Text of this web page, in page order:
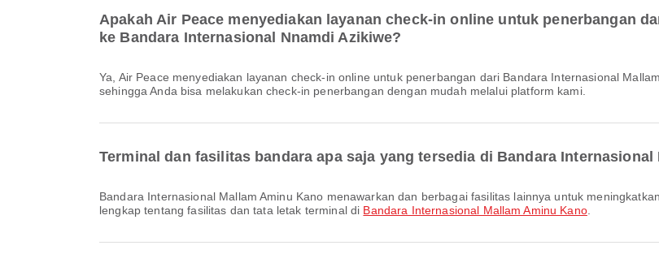
Apakah Air Peace menyediakan layanan check-in online untuk penerbangan
ke Bandara Internasional Nnamdi Azikiwe?
Ya, Air Peace menyediakan layanan check-in online untuk penerbangan dari Bandara Internasional Mallam Aminu Kano ke Bandara Internasional Nnamdi Azikiwe,
sehingga Anda bisa melakukan check-in penerbangan dengan mudah melalui platform kami.
Terminal dan fasilitas bandara apa saja yang tersedia di Bandara Internasional
Bandara Internasional Mallam Aminu Kano menawarkan dan berbagai fasilitas lainnya untuk meningkatkan pengalaman perjalanan Anda. Anda dapat melihat informasi
lengkap tentang fasilitas dan tata letak terminal di Bandara Internasional Mallam Aminu Kano.